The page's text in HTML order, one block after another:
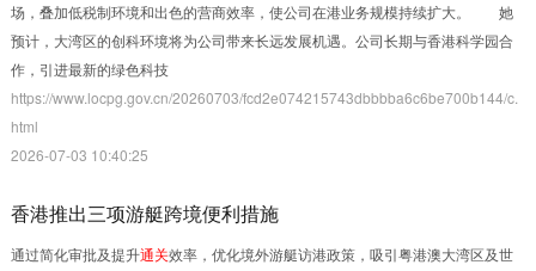
场，叠加低税制环境和出色的营商效率，使公司在港业务规模持续扩大。 她
预计，大湾区的创科环境将为公司带来长远发展机遇。公司长期与香港科学园合
作，引进最新的绿色科技
https://www.locpg.gov.cn/20260703/fcd2e074215743dbbbba6c6be700b144/c.
html
2026-07-03 10:40:25
香港推出三项游艇跨境便利措施
通过简化审批及提升通关效率，优化境外游艇访港政策，吸引粤港澳大湾区及世